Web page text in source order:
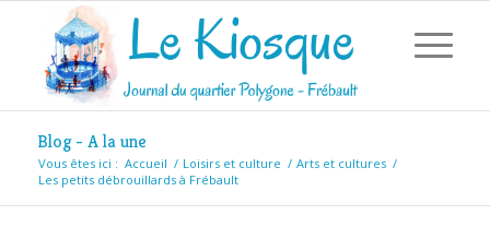
Blog - A la une
Vous êtes ici : Accueil / Loisirs et culture / Arts et cultures /
Les petits débrouillards à Frébault